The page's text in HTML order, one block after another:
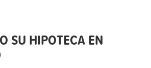
SU HIPOTECA EN